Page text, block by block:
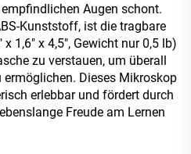
Augen schont.
Kunststoff, ist die tragbare
1,6" x 4,5", Gewicht nur 0,5 lb)
zu verstauen, um überall
Dieses Mikroskop
erlebbar und fördert durch
Freude am Lernen